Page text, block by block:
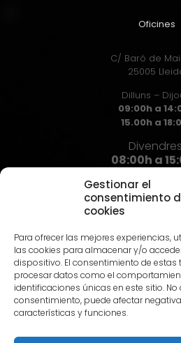
Gestionar el
consentimiento
cookies
Para ofrecer las mejores experiencias,
las cookies para almacenar y/o
dispositivo. El consentimiento de
procesar datos como el
identificaciones únicas en este sitio. No
consentimiento, puede afectar
características y funciones.
Oficines
C/ Baró de
25005
Dilluns –
09:00h a
15.00h a
08:00h a
973 72 71